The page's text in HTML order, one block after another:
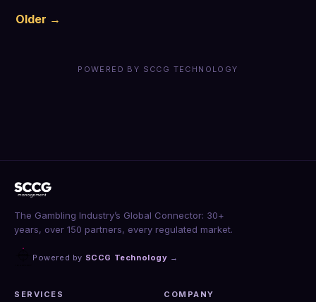
Older →
POWERED BY SCCG TECHNOLOGY
The Gambling Industry’s Global Connector: 30+
years, over 150 partners, every regulated market.
Powered by SCCG Technology →
SERVICES COMPANY